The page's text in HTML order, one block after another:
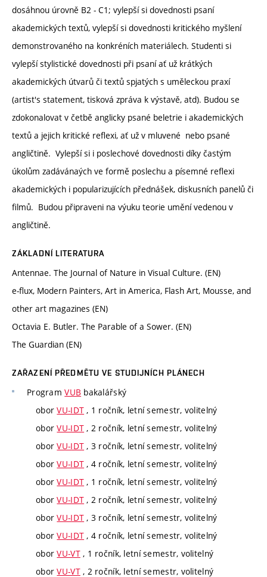
dosáhnou úrovně B2 - C1; vylepší si dovednosti psaní
akademických textů, vylepší si dovednosti kritického myšlení
demonstrovaného na konkréních materiálech. Studenti si
vylepší stylistické dovednosti při psaní ať už krátkých
akademických útvarů či textů spjatých s uměleckou praxí
(artist's statement, tisková zpráva k výstavě, atd). Budou se
zdokonalovat v četbě anglicky psané beletrie i akademických
textů a jejich kritické reflexi, ať už v mluvené nebo psané
angličtině. Vylepší si i poslechové dovednosti díky častým
úkolům zadávánaých ve formě poslechu a písemné reflexi
akademických i popularizujících přednášek, diskusních panelů či
filmů. Budou připraveni na výuku teorie umění vedenou v
angličtině.
ZÁKLADNÍ LITERATURA
Antennae. The Journal of Nature in Visual Culture. (EN)
e-flux, Modern Painters, Art in America, Flash Art, Mousse, and
other art magazines (EN)
Octavia E. Butler. The Parable of a Sower. (EN)
The Guardian (EN)
ZAŘAZENÍ PŘEDMĚTU VE STUDIJNÍCH PLÁNECH
ProgramVUB bakalářský
oborVU-IDT , 1 ročník, letní semestr, volitelný
oborVU-IDT , 2 ročník, letní semestr, volitelný
oborVU-IDT , 3 ročník, letní semestr, volitelný
oborVU-IDT , 4 ročník, letní semestr, volitelný
oborVU-IDT , 1 ročník, letní semestr, volitelný
oborVU-IDT , 2 ročník, letní semestr, volitelný
oborVU-IDT , 3 ročník, letní semestr, volitelný
oborVU-IDT , 4 ročník, letní semestr, volitelný
oborVU-VT, 1 ročník, letní semestr, volitelný
oborVU-VT, 2 ročník, letní semestr, volitelný